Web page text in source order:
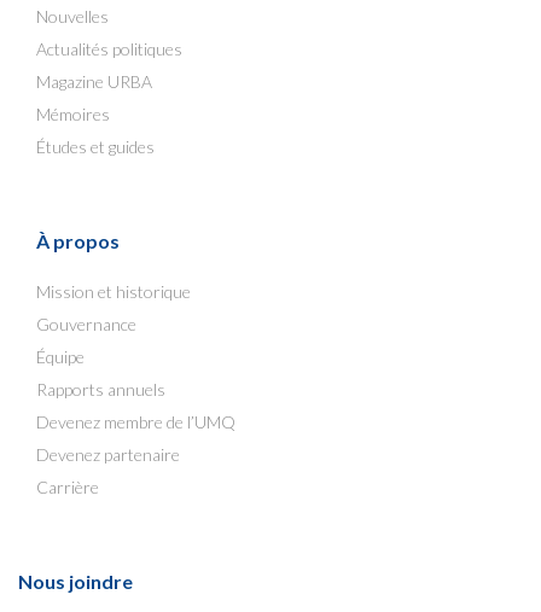
Nouvelles
Actualités politiques
Magazine URBA
Mémoires
Études et guides
À propos
Mission et historique
Gouvernance
Équipe
Rapports annuels
Devenez membre de l’UMQ
Devenez partenaire
Carrière
Nous joindre